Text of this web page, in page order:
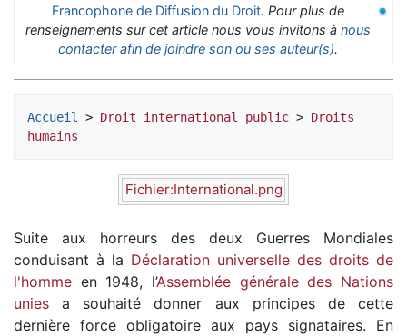
Francophone de Diffusion du Droit. Pour plus de
renseignements sur cet article nous vous invitons à nous
contacter afin de joindre son ou ses auteur(s).
Accueil > Droit international public > Droits
humains
Fichier:International.png
Suite aux horreurs des deux Guerres Mondiales
conduisant à la Déclaration universelle des droits de
l'homme en 1948, l’Assemblée générale des Nations
unies a souhaité donner aux principes de cette
dernière force obligatoire aux pays signataires. En